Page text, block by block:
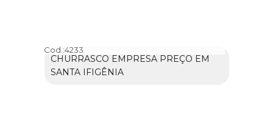
Cod.:4233
CHURRASCO EMPRESA PREÇO EM
SANTA IFIGÊNIA